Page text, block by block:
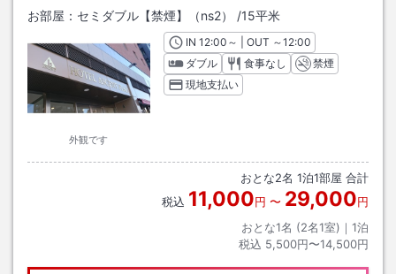
お部屋： セミダブル【禁煙】（ns2） /15平米
外観です
INチェックイン
12:00 ～ | OUT チェックアウト
～12:00
ダブル
食事なし
禁煙
現地支払い
おとな2名 1泊1部屋 合計
税込 11,000円 〜 29,000円
おとな1名 (2名1室)｜ 1泊
税込 5,500円〜14,500円